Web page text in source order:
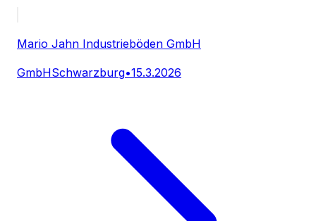
Mario Jahn Industrieböden GmbH
GmbHSchwarzburg•15.3.2026